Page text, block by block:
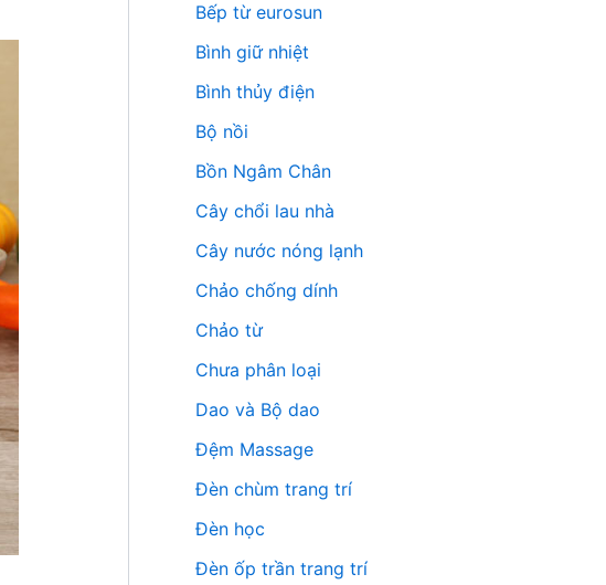
Bếp từ eurosun
Bình giữ nhiệt
Bình thủy điện
Bộ nồi
Bồn Ngâm Chân
Cây chổi lau nhà
Cây nước nóng lạnh
Chảo chống dính
Chảo từ
Chưa phân loại
Dao và Bộ dao
Đệm Massage
Đèn chùm trang trí
Đèn học
Đèn ốp trần trang trí